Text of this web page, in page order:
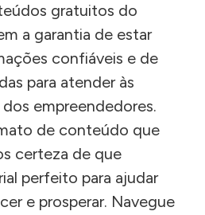
gratuitos do
a garantia de estar
confiáveis e de
para atender às
empreendedores.
de conteúdo que
certeza de que
perfeito para ajudar
e prosperar. Navegue